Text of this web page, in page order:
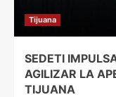
Tijuana
SEDETI
AGILIZAR LA
TIJUANA